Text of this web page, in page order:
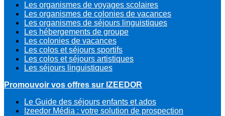
Les organismes de voyages scolaires
Les organismes de colonies de vacances
Les organismes de séjours linguistiques
Les hébergements de groupe
Les colonies de vacances
Les colos et séjours sportifs
Les colos et séjours artistiques
Les séjours linguistiques
Promouvoir vos offres sur IZEEDOR
Le Guide des séjours enfants et ados
Izeedor Média : votre solution de prospection